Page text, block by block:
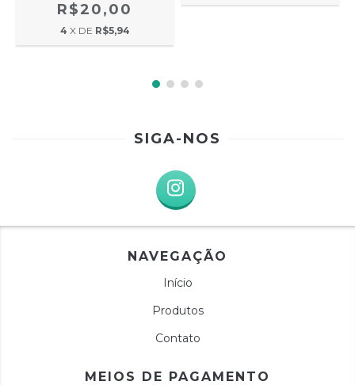
R$20,00
4 X DE R$5,94
SIGA-NOS
NAVEGAÇÃO
Início
Produtos
Contato
MEIOS DE PAGAMENTO